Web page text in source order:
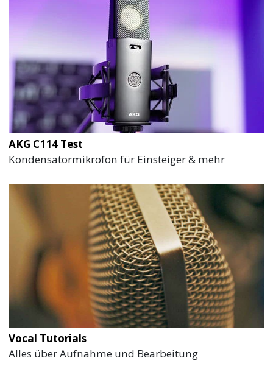
AKG C114 Test
Kondensatormikrofon für Einsteiger & mehr
Vocal Tutorials
Alles über Aufnahme und Bearbeitung